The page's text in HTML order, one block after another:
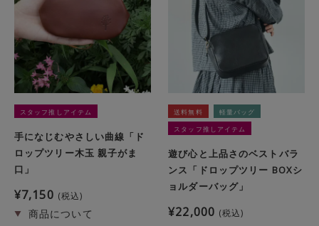
スタッフ推しアイテム
手になじむやさしい曲線「ド
ロップツリー木玉 親子がま
口」
¥7,150 税込
送料無料
軽量バッグ
スタッフ推しアイテム
遊び心と上品さのベストバラ
ンス「ドロップツリー BOXシ
ョルダーバッグ」
¥22,000 税込